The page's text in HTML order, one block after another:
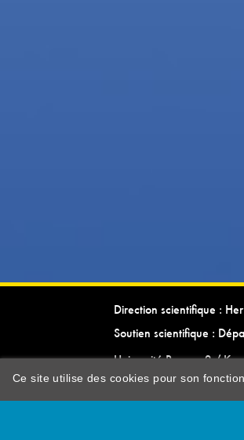
Direction scientifique :
Soutien scientifique :
Université Rennes 2 /
Ce site utilise des cookies pour son